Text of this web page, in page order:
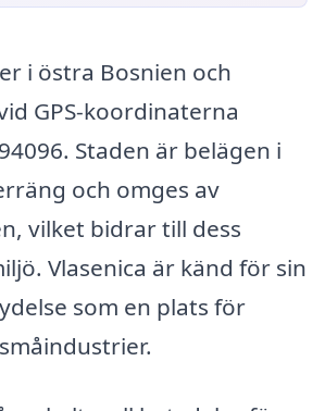
i östra Bosnien och
GPS-koordinaterna
Staden är belägen i
och omges av
vilket bidrar till dess
Vlasenica är känd för sin
som en plats för